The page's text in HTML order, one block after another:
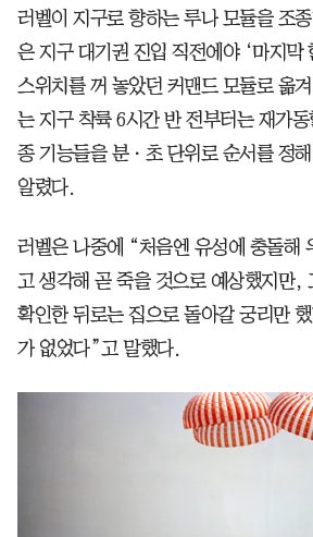
러벨이 지구로 향하는 루나 모듈을 조
은 지구 대기권 진입 직전에야 ‘마지막
스위치를 꺼 놓았던 커맨드 모듈로 옮
는 지구 착륙 6시간 반 전부터는 재가
종 기능들을 분ㆍ초 단위로 순서를 정
알렸다.
러벨은 나중에 “처음엔 유성에 충돌해
고 생각해 곧 죽을 것으로 예상했지만,
확인한 뒤로는 집으로 돌아갈 궁리만
가 없었다”고 말했다.